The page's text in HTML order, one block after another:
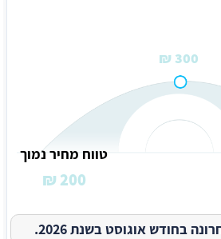
300 ₪
טווח מחיר נמוך
200 ₪
בחודש אוגוסט בשנת 2026.